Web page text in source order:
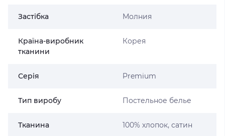
Застібка Молния
Країна-виробник
тканини
Корея
Серія Premium
Тип виробу Постельное белье
Тканина 100% хлопок, сатин